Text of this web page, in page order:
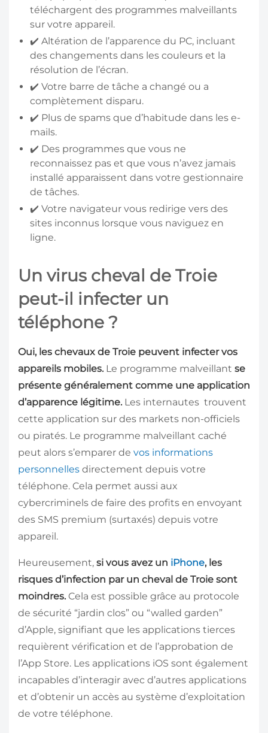
téléchargent des programmes malveillants
sur votre appareil.
✔️ Altération de l’apparence du PC, incluant
des changements dans les couleurs et la
résolution de l’écran.
✔️ Votre barre de tâche a changé ou a
complètement disparu.
✔️ Plus de spams que d’habitude dans les e-
mails.
✔️ Des programmes que vous ne
reconnaissez pas et que vous n’avez jamais
installé apparaissent dans votre gestionnaire
de tâches.
✔️ Votre navigateur vous redirige vers des
sites inconnus lorsque vous naviguez en
ligne.
Un virus cheval de Troie
peut-il infecter un
téléphone ?
Oui, les chevaux de Troie peuvent infecter vos
appareils mobiles. Le programme malveillant se
présente généralement comme une application
d’apparence légitime. Les internautes trouvent
cette application sur des markets non-officiels
ou piratés. Le programme malveillant caché
peut alors s’emparer de vos informations
personnelles directement depuis votre
téléphone. Cela permet aussi aux
cybercriminels de faire des profits en envoyant
des SMS premium (surtaxés) depuis votre
appareil.
Heureusement, si vous avez un iPhone, les
risques d’infection par un cheval de Troie sont
moindres. Cela est possible grâce au protocole
de sécurité “jardin clos” ou “walled garden”
d’Apple, signifiant que les applications tierces
requièrent vérification et de l’approbation de
l’App Store. Les applications iOS sont également
incapables d’interagir avec d’autres applications
et d’obtenir un accès au système d’exploitation
de votre téléphone.